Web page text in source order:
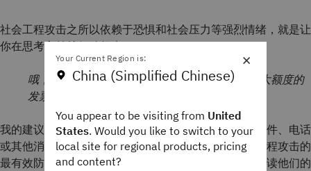
社会工程攻击之所以依赖于恐惧和社会压力等强烈情绪，就是让
你在思考之前就行动起来。
哦，不 - 我的老板说，如果我不立即支付这张超大额度的
发票，我们就会有大麻烦。最好现在就做！
我的建议是，要切实放慢速度并评估任何短信、电子邮件、电话
或其他消息。说起来容易做起来难，但它是抵御社会工程攻击的
最有效防御手段。如果大多数人在做出反应之前仔细阅读他们的
×
Your Current Region is:
China (Simplified Chinese)
You appear to be visiting from United
States. Would you like to switch to your
local site for regional products, pricing
and content?